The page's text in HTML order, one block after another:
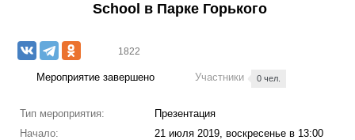
School в Парке Горького
1822
Мероприятие завершено Участники 0 чел.
Тип мероприятия:
Презентация
Начало:
21 июля 2019, воскресенье в 13:00